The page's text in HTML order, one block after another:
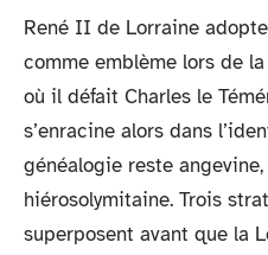
René II de Lorraine
comme emblème lors de
où il défait Charles le
s’enracine alors dans
généalogie reste
hiérosolymitaine. Trois
superposent avant que la